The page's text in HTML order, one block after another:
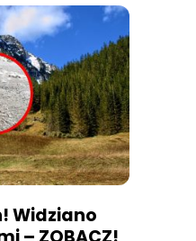
Widziano